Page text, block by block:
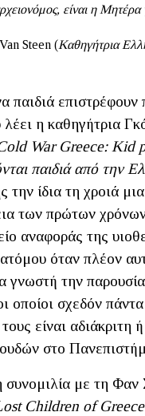
είναι η
Steen (Καθηγήτρια
παιδιά επιστρέφουν
η καθηγήτρια
War Greece: Kid
παιδιά από την
την ίδια τη χροιά
των πρώτων
αναφοράς της
όταν πλέον
γνωστή την
οποίοι σχεδόν
τους είναι
στο
με τη Φαν
Children of